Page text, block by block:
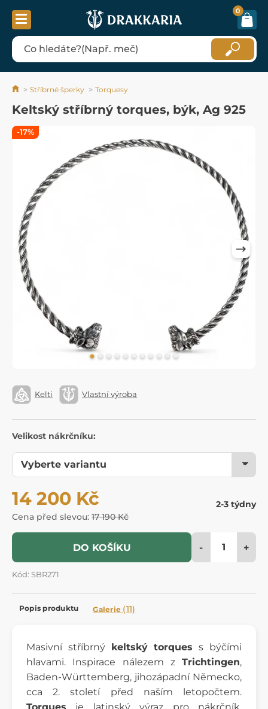
0
Stříbrné šperky Torquesy
Keltský stříbrný torques, býk, Ag 925
Kelti Vlastní výroba
Velikost nákrčníku:
14 200 Kč
Cena před slevou: 17 190 Kč
2-3 týdny
DO KOŠÍKU - +
Kód: SBR271
-17%
Popis produktu Galerie (11)
Masivní stříbrný keltský torques s býčími
hlavami. Inspirace nálezem z Trichtingen,
Baden-Württemberg, jihozápadní Německo,
cca 2. století před naším letopočtem.
Torques je latinský výraz pro nákrčník,